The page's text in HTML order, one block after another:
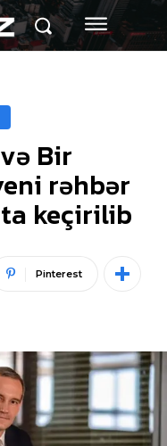
Bir
rəhbər
keçirilib
Pinterest